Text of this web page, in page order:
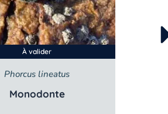
À valider
Phorcus lineatus
Monodonte